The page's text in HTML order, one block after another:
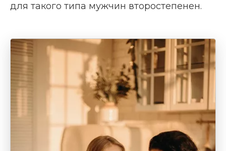
для такого типа мужчин второстепенен.